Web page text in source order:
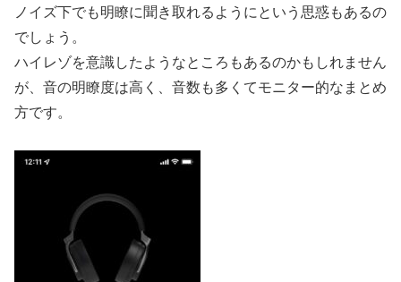
ノイズ下でも明瞭に聞き取れるようにという思惑もあるの
でしょう。
ハイレゾを意識したようなところもあるのかもしれません
が、音の明瞭度は高く、音数も多くてモニター的なまとめ
方です。